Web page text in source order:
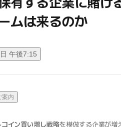
ムは来るのか
午後7:15
案内
コイン買い増し戦略を模倣する企業が増